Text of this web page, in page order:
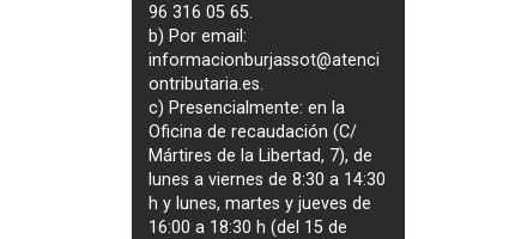
96 316 05 65.
b) Por email:
informacionburjassot@atenci
ontributaria.es.
c) Presencialmente: en la
Oficina de recaudación (C/
Mártires de la Libertad, 7), de
lunes a viernes de 8:30 a 14:30
h y lunes, martes y jueves de
16:00 a 18:30 h (del 15 de